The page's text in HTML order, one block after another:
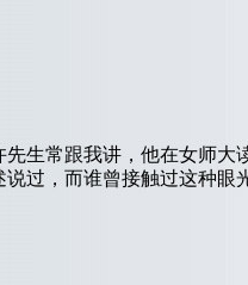
常跟我讲，他在女师大
过，而谁曾接触过这种眼